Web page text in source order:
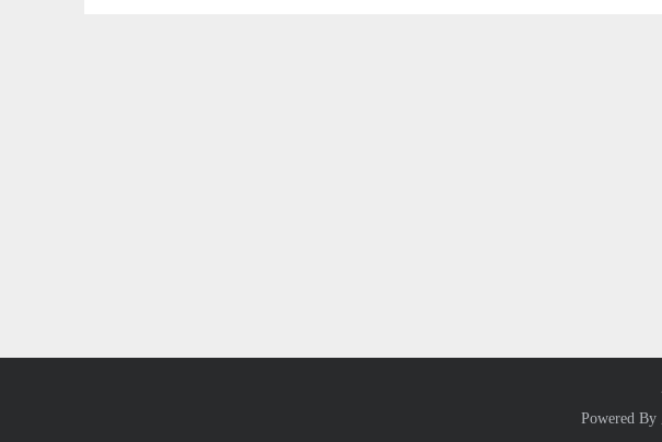
Powered By